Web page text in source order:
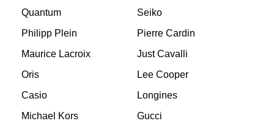
Quantum
Seiko
Philipp Plein
Pierre Cardin
Maurice Lacroix
Just Cavalli
Oris
Lee Cooper
Casio
Longines
Michael Kors
Gucci